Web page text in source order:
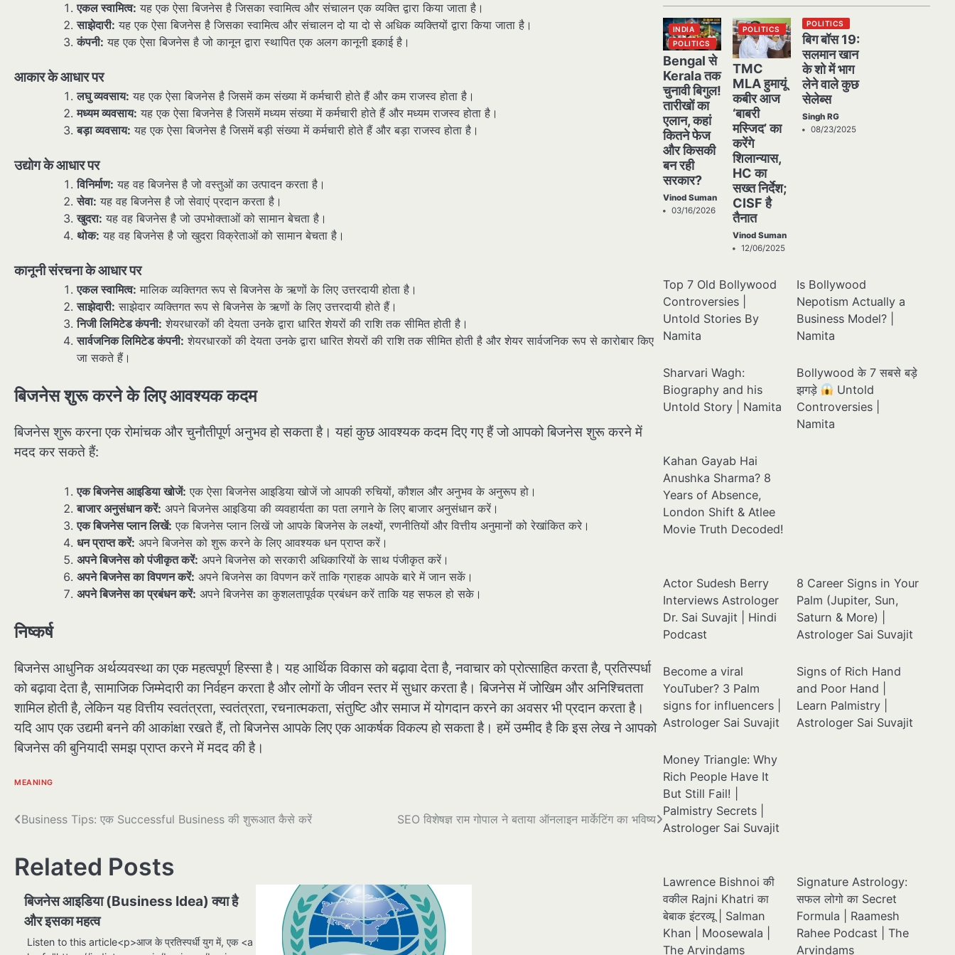
एकल स्वामित्व: यह एक ऐसा बिजनेस है जिसका स्वामित्व और संचालन एक व्यक्ति द्वारा किया जाता है।
साझेदारी: यह एक ऐसा बिजनेस है जिसका स्वामित्व और संचालन दो या दो से अधिक व्यक्तियों द्वारा किया जाता है।
कंपनी: यह एक ऐसा बिजनेस है जो कानून द्वारा स्थापित एक अलग कानूनी इकाई है।
आकार के आधार पर
लघु व्यवसाय: यह एक ऐसा बिजनेस है जिसमें कम संख्या में कर्मचारी होते हैं और कम राजस्व होता है।
मध्यम व्यवसाय: यह एक ऐसा बिजनेस है जिसमें मध्यम संख्या में कर्मचारी होते हैं और मध्यम राजस्व होता है।
बड़ा व्यवसाय: यह एक ऐसा बिजनेस है जिसमें बड़ी संख्या में कर्मचारी होते हैं और बड़ा राजस्व होता है।
उद्योग के आधार पर
विनिर्माण: यह वह बिजनेस है जो वस्तुओं का उत्पादन करता है।
सेवा: यह वह बिजनेस है जो सेवाएं प्रदान करता है।
खुदरा: यह वह बिजनेस है जो उपभोक्ताओं को सामान बेचता है।
थोक: यह वह बिजनेस है जो खुदरा विक्रेताओं को सामान बेचता है।
कानूनी संरचना के आधार पर
एकल स्वामित्व: मालिक व्यक्तिगत रूप से बिजनेस के ऋणों के लिए उत्तरदायी होता है।
साझेदारी: साझेदार व्यक्तिगत रूप से बिजनेस के ऋणों के लिए उत्तरदायी होते हैं।
निजी लिमिटेड कंपनी: शेयरधारकों की देयता उनके द्वारा धारित शेयरों की राशि तक सीमित होती है।
सार्वजनिक लिमिटेड कंपनी: शेयरधारकों की देयता उनके द्वारा धारित शेयरों की राशि तक सीमित होती है और शेयर सार्वजनिक रूप से कारोबार किए
जा सकते हैं।
बिजनेस शुरू करने के लिए आवश्यक कदम
बिजनेस शुरू करना एक रोमांचक और चुनौतीपूर्ण अनुभव हो सकता है। यहां कुछ आवश्यक कदम दिए गए हैं जो आपको बिजनेस शुरू करने में
मदद कर सकते हैं:
एक बिजनेस आइडिया खोजें: एक ऐसा बिजनेस आइडिया खोजें जो आपकी रुचियों, कौशल और अनुभव के अनुरूप हो।
बाजार अनुसंधान करें: अपने बिजनेस आइडिया की व्यवहार्यता का पता लगाने के लिए बाजार अनुसंधान करें।
एक बिजनेस प्लान लिखें: एक बिजनेस प्लान लिखें जो आपके बिजनेस के लक्ष्यों, रणनीतियों और वित्तीय अनुमानों को रेखांकित करे।
धन प्राप्त करें: अपने बिजनेस को शुरू करने के लिए आवश्यक धन प्राप्त करें।
अपने बिजनेस को पंजीकृत करें: अपने बिजनेस को सरकारी अधिकारियों के साथ पंजीकृत करें।
अपने बिजनेस का विपणन करें: अपने बिजनेस का विपणन करें ताकि ग्राहक आपके बारे में जान सकें।
अपने बिजनेस का प्रबंधन करें: अपने बिजनेस का कुशलतापूर्वक प्रबंधन करें ताकि यह सफल हो सके।
निष्कर्ष
बिजनेस आधुनिक अर्थव्यवस्था का एक महत्वपूर्ण हिस्सा है। यह आर्थिक विकास को बढ़ावा देता है, नवाचार को प्रोत्साहित करता है, प्रतिस्पर्धा
को बढ़ावा देता है, सामाजिक जिम्मेदारी का निर्वहन करता है और लोगों के जीवन स्तर में सुधार करता है। बिजनेस में जोखिम और अनिश्चितता
शामिल होती है, लेकिन यह वित्तीय स्वतंत्रता, स्वतंत्रता, रचनात्मकता, संतुष्टि और समाज में योगदान करने का अवसर भी प्रदान करता है।
यदि आप एक उद्यमी बनने की आकांक्षा रखते हैं, तो बिजनेस आपके लिए एक आकर्षक विकल्प हो सकता है। हमें उम्मीद है कि इस लेख ने आपको
बिजनेस की बुनियादी समझ प्राप्त करने में मदद की है।
MEANING
पोस्ट
Business Tips: एक Successful Business की शुरूआत कैसे करें SEO विशेषज्ञ राम गोपाल ने बताया ऑनलाइन मार्केटिंग का भविष्य
Related Posts
बिजनेस आइडिया (Business Idea) क्या है
और इसका महत्व
Listen to this article<p>आज के प्रतिस्पर्धी युग में, एक <a
INDIA
POLITICS
Bengal से
Kerala तक
चुनावी बिगुल!
तारीखों का
एलान, कहां
कितने फेज
और किसकी
बन रही
सरकार?
Vinod Suman
03/16/2026
POLITICS
TMC
MLA हुमायूं
कबीर आज
‘बाबरी
मस्जिद’ का
करेंगे
शिलान्यास,
HC का
सख्त निर्देश;
CISF है
तैनात
Vinod Suman
12/06/2025
POLITICS
बिग बॉस 19:
सलमान खान
के शो में भाग
लेने वाले कुछ
सेलेब्स
Singh RG
08/23/2025
Top 7 Old Bollywood
Controversies |
Untold Stories By
Namita
Is Bollywood
Nepotism Actually a
Business Model? |
Namita
Sharvari Wagh:
Biography and his
Untold Story | Namita
Bollywood के 7 सबसे बड़े
झगड़े
Untold
Controversies |
Namita
Kahan Gayab Hai
Anushka Sharma? 8
Years of Absence,
London Shift & Atlee
Movie Truth Decoded!
Actor Sudesh Berry
Interviews Astrologer
Dr. Sai Suvajit | Hindi
Podcast
8 Career Signs in Your
Palm (Jupiter, Sun,
Saturn & More) |
Astrologer Sai Suvajit
Become a viral
YouTuber? 3 Palm
signs for influencers |
Astrologer Sai Suvajit
Signs of Rich Hand
and Poor Hand |
Learn Palmistry |
Astrologer Sai Suvajit
Money Triangle: Why
Rich People Have It
But Still Fail! |
Palmistry Secrets |
Astrologer Sai Suvajit
Lawrence Bishnoi की
वकील Rajni Khatri का
बेबाक इंटरव्यू | Salman
Khan | Moosewala |
The Arvindams
Signature Astrology:
सफल लोगो का Secret
Formula | Raamesh
Rahee Podcast | The
Arvindams